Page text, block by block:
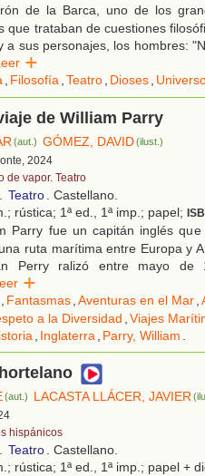
de la Barca, uno de los
que trataban de cuestiones
a sus personajes, los hombres:
Filosofía Teatro Dioses
de William Parry
(aut.) GÓMEZ, DAVID(ilust.)
2024
de vapor. Teatro
Teatro
. Castellano.
rústica; 1ª ed., 1ª imp.; papel;
Parry fue un capitán inglés
ruta marítima entre Europa y
Perry ralizó entre mayo
Fantasmas Aventuras en el Mar
a la Diversidad Viajes
Inglaterra Parry, William
(aut.) LACASTA LLÁCER, JAVIER
hispánicos
Teatro
. Castellano.
rústica; 1ª ed., 1ª imp.; papel +